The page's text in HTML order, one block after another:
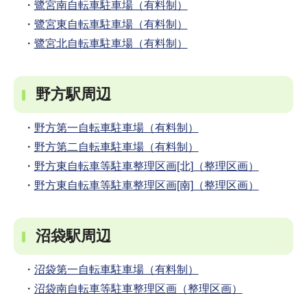
・ 鷺宮南自転車駐車場（有料制）
・ 鷺宮東自転車駐車場（有料制）
・ 鷺宮北自転車駐車場（有料制）
野方駅周辺
・ 野方第一自転車駐車場（有料制）
・ 野方第二自転車駐車場（有料制）
・ 野方東自転車等駐車整理区画[北]（整理区画）
・ 野方東自転車等駐車整理区画[南]（整理区画）
沼袋駅周辺
・ 沼袋第一自転車駐車場（有料制）
・ 沼袋南自転車等駐車整理区画（整理区画）